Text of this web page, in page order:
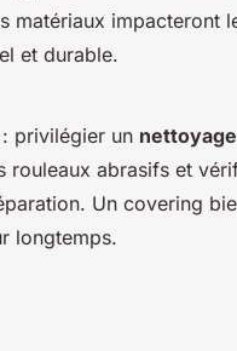
matériaux impacteront
et durable.
privilégier un
rouleaux abrasifs et
Un covering
longtemps.